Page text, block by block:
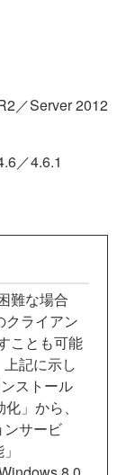
／Server 2012
／4.6.1
難な場合
クライアン
ことも可能
記に示し
ストール
」から、
ンサービ